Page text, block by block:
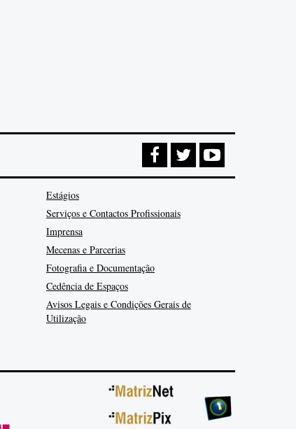
Estágios
Serviços e Contactos Profissionais
Imprensa
Mecenas e Parcerias
Fotografia e Documentação
Cedência de Espaços
Avisos Legais e Condições Gerais de
Utilização